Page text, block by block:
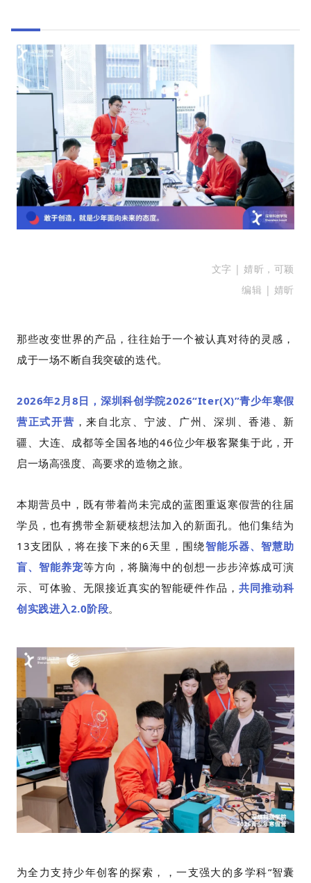
文字 | 婧昕，可颖
编辑 | 婧昕
那些改变世界的产品，往往始于一个被认真对待的灵感，
成于一场不断自我突破的迭代。
2026年2月8日，深圳科创学院2026“Iter(X)”青少年寒假
营正式开营 ，来自北京、宁波、广州、深圳、香港、新
疆、大连、成都等全国各地的46位少年极客聚集于此，开
启一场高强度、高要求的造物之旅。
本期营员中，既有带着尚未完成的蓝图重返寒假营的往届
学员，也有携带全新硬核想法加入的新面孔。他们集结为
13支团队，将在接下来的6天里，围绕智能乐器、智慧助
盲、智能养宠等方向，将脑海中的创想一步步淬炼成可演
示、可体验、无限接近真实的智能硬件作品，共同推动科
创实践进入2.0阶段。
为全力支持少年创客的探索，，一支强大的多学科“智囊